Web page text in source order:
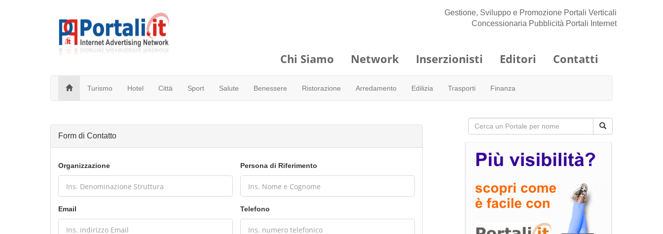
Gestione, Sviluppo e Promozione Portali Verticali
Concessionaria Pubblicità Portali Internet
Chi Siamo Network Inserzionisti Editori Contatti
Turismo Hotel Città Sport Salute Benessere Ristorazione Arredamento Edilizia Trasporti Finanza
Form di Contatto
Organizzazione Persona di Riferimento
Email Telefono